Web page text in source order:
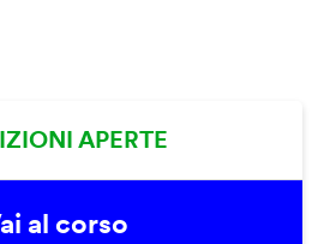
APERTE
al corso